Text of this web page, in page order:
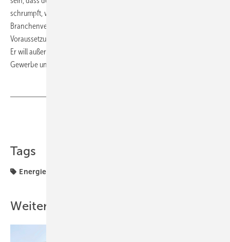
schrumpft, während der Weltmarkt boomt“, betont der Präsident des
Branchenverbandes. „Ein gesunder Heimatmarkt ist die
Voraussetzung für gesunde Unternehmen und erfolgreichen Export.“
Er will außerdem die Vorteile der Photovoltaik für private Haushalte,
Gewerbe und Industrie stärker kommunizieren. (su)
Tags
Energiewende
Weitere Inhalte